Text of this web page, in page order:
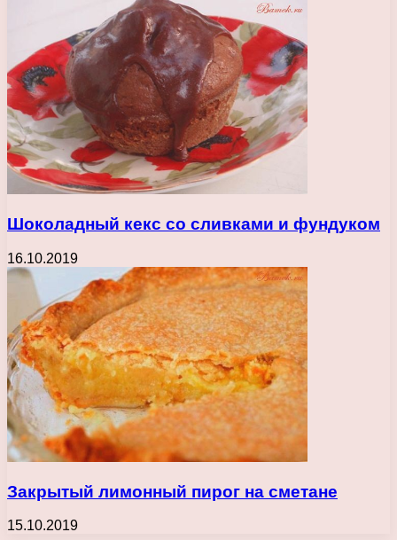
Шоколадный кекс со сливками и фундуком
16.10.2019
Закрытый лимонный пирог на сметане
15.10.2019